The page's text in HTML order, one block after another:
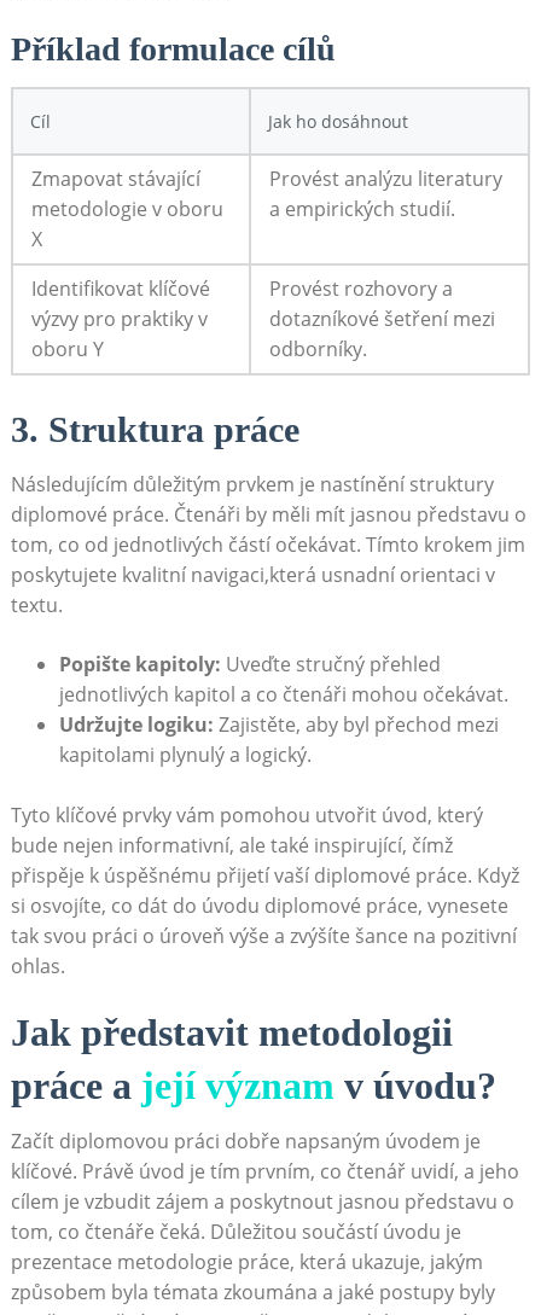
Příklad formulace cílů
Cíl Jak ho ⁣dosáhnout
Zmapovat stávající
metodologie v oboru
X
Provést analýzu literatury
a empirických ‍studií.
Identifikovat klíčové
výzvy pro praktiky v
oboru Y
Provést rozhovory a
dotazníkové šetření mezi
odborníky.
3. Struktura práce
Následujícím důležitým prvkem je ⁢nastínění struktury
diplomové práce. Čtenáři by měli mít jasnou představu o⁢
tom, co od jednotlivých částí očekávat. Tímto ‌krokem ⁤jim
poskytujete kvalitní⁣ navigaci,která⁣ usnadní ⁤orientaci ⁢v
textu.
Popište ​kapitoly: Uveďte stručný přehled
jednotlivých kapitol a co čtenáři mohou očekávat.
Udržujte logiku: Zajistěte, aby byl přechod mezi
kapitolami plynulý a logický.
Tyto klíčové prvky vám pomohou utvořit úvod, který
bude nejen informativní, ale také inspirující, čímž⁤
přispěje k úspěšnému přijetí vaší diplomové práce. Když
si osvojíte, co⁤ dát do‍ úvodu diplomové práce, vynesete
tak ‌svou práci o úroveň výše a zvýšíte šance na ⁣pozitivní
ohlas.
Jak ‍představit metodologii
práce ‍a její význam v⁢ úvodu?
Začít diplomovou práci​ dobře napsaným ⁤úvodem‌ je‌
klíčové. Právě úvod je tím prvním, co čtenář uvidí, a ⁤jeho
cílem je vzbudit zájem a​ poskytnout jasnou ⁤představu o
tom, co čtenáře čeká. Důležitou součástí úvodu je
prezentace metodologie práce, která ⁢ukazuje, jakým
způsobem byla témata zkoumána a jaké⁣ postupy byly